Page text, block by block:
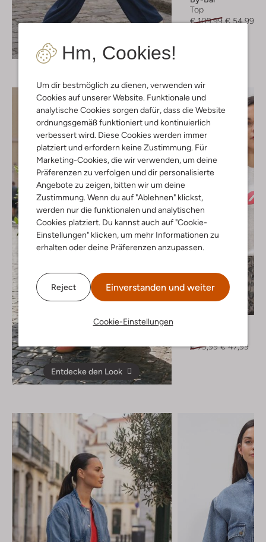
Hm, Cookies!
Um dir bestmöglich zu dienen, verwenden wir
Cookies auf unserer Website. Funktionale und
analytische Cookies sorgen dafür, dass die Website
ordnungsgemäß funktioniert und kontinuierlich
verbessert wird. Diese Cookies werden immer
platziert und erfordern keine Zustimmung. Für
Marketing-Cookies, die wir verwenden, um deine
Präferenzen zu verfolgen und dir personalisierte
Angebote zu zeigen, bitten wir um deine
Zustimmung. Wenn du auf "Ablehnen" klickst,
werden nur die funktionalen und analytischen
Cookies platziert. Du kannst auch auf "Cookie-
Einstellungen" klicken, um mehr Informationen zu
erhalten oder deine Präferenzen anzupassen.
Reject Einverstanden und weiter
Cookie-Einstellungen
Entdecke den Look
Top
€ 109,99 € 54,99
Entdecke den Look
Letzter Artikel
€ 79,99 € 47,99